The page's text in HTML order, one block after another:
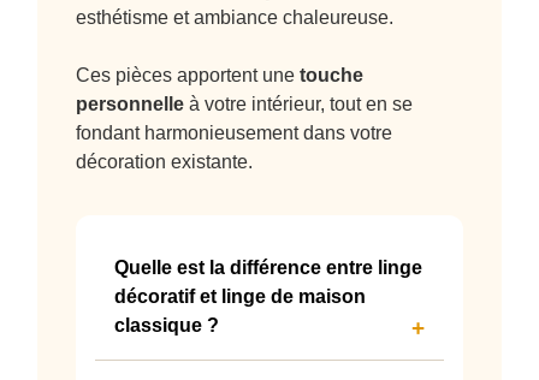
esthétisme et ambiance chaleureuse.
Ces pièces apportent une touche
personnelle à votre intérieur, tout en se
fondant harmonieusement dans votre
décoration existante.
Quelle est la différence entre linge
décoratif et linge de maison
classique ?